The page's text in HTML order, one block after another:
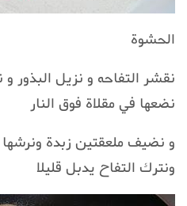
الحشوة
نقشر التفاحه و نزيل البذور و
نضعها في مقلاة فوق النار
و نضيف ملعقتين زبدة ونرشها
ونترك التفاح يدبل قليلا